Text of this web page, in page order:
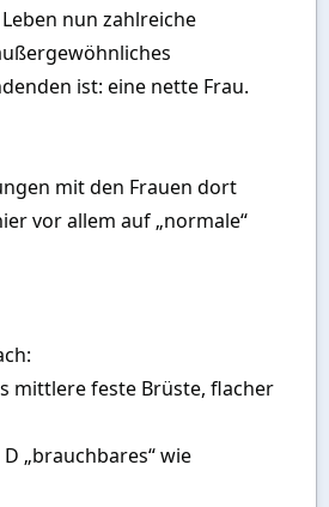
nun zahlreiche
ist: eine nette Frau.
mit den Frauen dort
vor allem auf „normale“
mittlere feste Brüste, flacher
„brauchbares“ wie